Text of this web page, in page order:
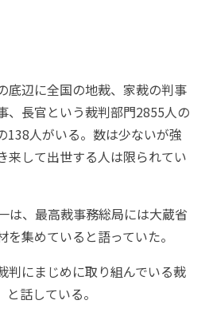
底辺に全国の地裁、家裁の判事
、長官という裁判部門2855人の
138人がいる。数は少ないが強
来して出世する人は限られてい
は、最高裁事務総局には大蔵省
集めていると語っていた。
にまじめに取り組んでいる裁
話している。